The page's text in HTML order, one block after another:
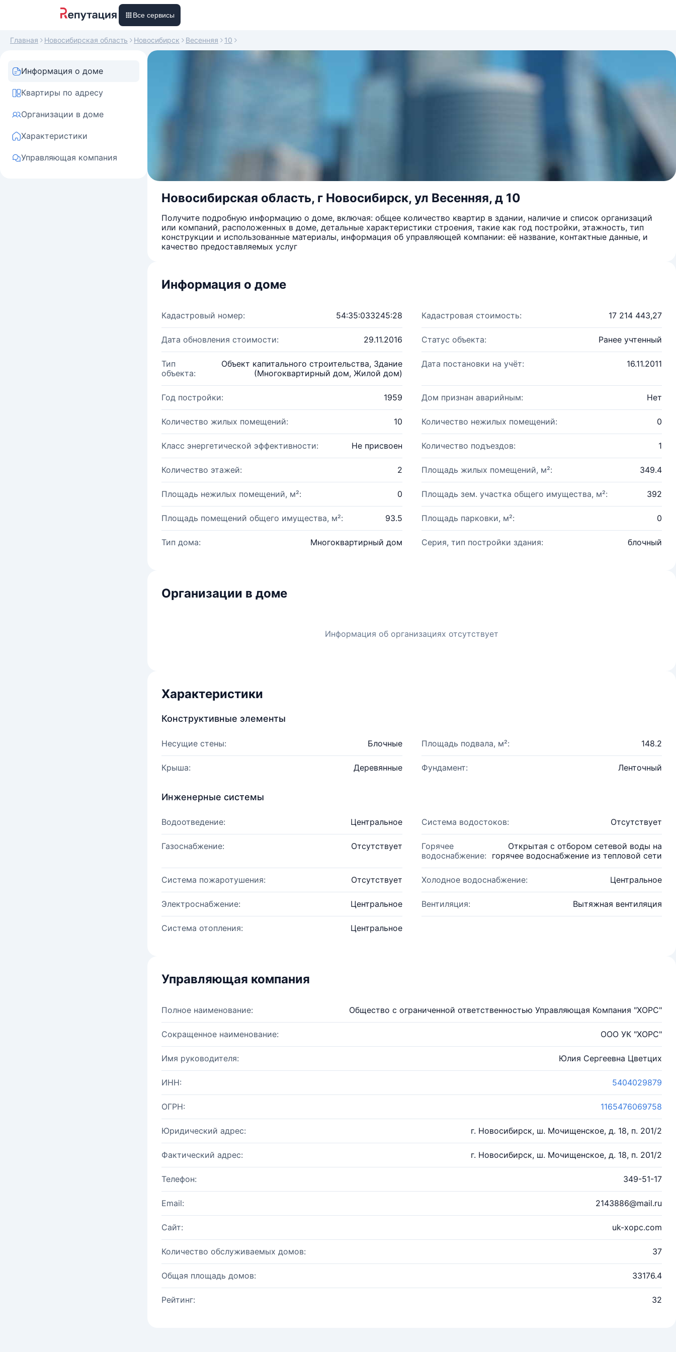
Все сервисы
Главная Новосибирская область Новосибирск Весенняя 10
Информация о доме
Квартиры по адресу
Организации в доме
Характеристики
Управляющая компания
Новосибирская область, г Новосибирск, ул Весенняя, д 10
Получите подробную информацию о доме, включая: общее количество квартир в здании, наличие и список организаций
или компаний, расположенных в доме, детальные характеристики строения, такие как год постройки, этажность, тип
конструкции и использованные материалы, информация об управляющей компании: её название, контактные данные, и
качество предоставляемых услуг
Информация о доме
Кадастровый номер: 54:35:033245:28 Кадастровая стоимость: 17 214 443,27
Дата обновления стоимости: 29.11.2016 Статус объекта: Ранее учтенный
Тип
объекта:
Объект капитального строительства, Здание
(Многоквартирный дом, Жилой дом)
Дата постановки на учёт: 16.11.2011
Год постройки: 1959 Дом признан аварийным: Нет
Количество жилых помещений: 10 Количество нежилых помещений: 0
Класс энергетической эффективности: Не присвоен Количество подъездов: 1
Количество этажей: 2 Площадь жилых помещений, м²: 349.4
Площадь нежилых помещений, м²: 0 Площадь зем. участка общего имущества, м²: 392
Площадь помещений общего имущества, м²: 93.5 Площадь парковки, м²: 0
Тип дома: Многоквартирный дом Серия, тип постройки здания: блочный
Организации в доме
Информация об организациях отсутствует
Характеристики
Конструктивные элементы
Несущие стены: Блочные Площадь подвала, м²: 148.2
Крыша: Деревянные Фундамент: Ленточный
Инженерные системы
Водоотведение: Центральное Система водостоков: Отсутствует
Газоснабжение: Отсутствует
Горячее
водоснабжение:
Открытая с отбором сетевой воды на
горячее водоснабжение из тепловой сети
Система пожаротушения: Отсутствует Холодное водоснабжение: Центральное
Электроснабжение: Центральное Вентиляция: Вытяжная вентиляция
Система отопления: Центральное
Управляющая компания
Полное наименование: Общество с ограниченной ответственностью Управляющая Компания "ХОРС"
Сокращенное наименование: ООО УК "ХОРС"
Имя руководителя: Юлия Сергеевна Цветцих
ИНН: 5404029879
ОГРН: 1165476069758
Юридический адрес: г. Новосибирск, ш. Мочищенское, д. 18, п. 201/2
Фактический адрес: г. Новосибирск, ш. Мочищенское, д. 18, п. 201/2
Телефон: 349-51-17
Email: 2143886@mail.ru
Сайт: uk-xopc.com
Количество обслуживаемых домов: 37
Общая площадь домов: 33176.4
Рейтинг: 32